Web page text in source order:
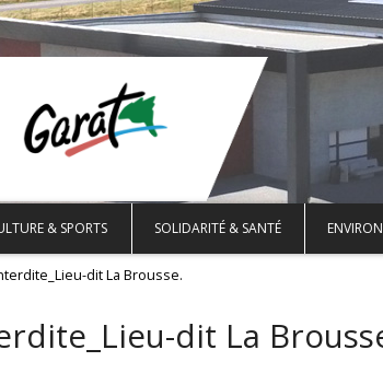
& SPORTS SOLIDARITÉ & SANTÉ
dit La Brousse.
dit La